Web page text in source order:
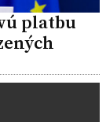
platbu